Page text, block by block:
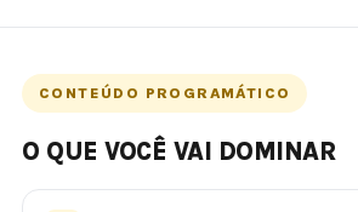
CONTEÚDO PROGRAMÁTICO
O QUE VOCÊ VAI DOMINAR